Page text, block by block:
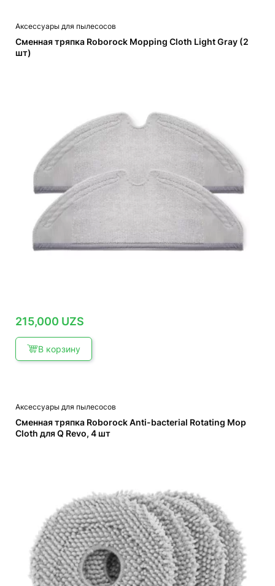
Аксессуары для пылесосов
Сменная тряпка Roborock Mopping Cloth Light Gray (2
шт)
215,000 UZS
В корзину
Аксессуары для пылесосов
Сменная тряпка Roborock Anti-bacterial Rotating Mop
Cloth для Q Revo, 4 шт